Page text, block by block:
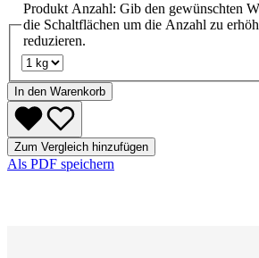
Produkt Anzahl: Gib den gewünschten
die Schaltflächen um die Anzahl zu
reduzieren.
In den Warenkorb
Zum Vergleich hinzufügen
Als PDF speichern